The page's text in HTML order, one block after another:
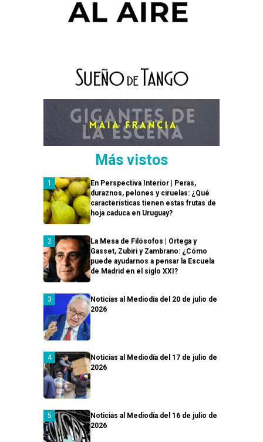
Más vistos
En Perspectiva Interior | Peras,
duraznos, pelones y ciruelas: ¿Qué
características tienen estas frutas de
hoja caduca en Uruguay?
La Mesa de Filósofos | Ortega y
Gasset, Zubiri y Zambrano: ¿Cómo
puede ayudarnos a pensar la Escuela
de Madrid en el siglo XXI?
Noticias al Mediodía del 20 de julio de
2026
Noticias al Mediodía del 17 de julio de
2026
Noticias al Mediodía del 16 de julio de
2026